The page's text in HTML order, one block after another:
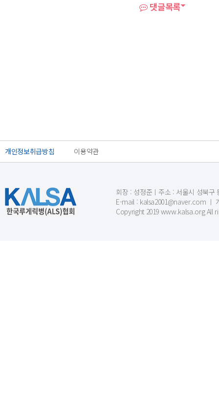
댓글목록
개인정보취급방침 이용약관
회장 : 성정준ㅣ주소 : 서울시 성북구
E-mail : kalsa2001@naver.com ㅣ
Copyright 2019 www.kalsa.org All